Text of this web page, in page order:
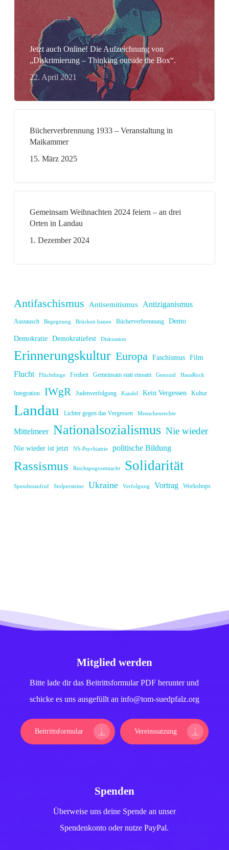
Jetzt auch Online! Die Aufzeichnung von
„Diskrimierung – Thinking outside the Box“.
22. April 2021
Bücherverbrennung 1933 – Veranstaltung in
Maikammer
15. März 2025
Gemeinsam Weihnachten 2024 feiern – an drei
Orten in Landau
1. Dezember 2024
Antifaschismus Antisemitismus Antiziganismus
Austausch Begegnung Brücken bauen Bücherverbrennung Demo
Demokratie Demokratiefest Diskussion
Erinnerungskultur Europa Faschismus Film
Flucht Flüchtlinge Freiheit Gemeinsam statt einsam Genozid HausRock
Integration IWgR Judenverfolgung Kandel Kein Vergessen Kultur
Landau Lichter gegen das Vergessen Menschenrechte
Mittelmeer Nationalsozialismus Nie wieder
Nie wieder ist jetzt NS-Psychiatrie politische Bildung
Rassismus Reichspogromnacht Solidarität
Spendenaufruf Stolpersteine Ukraine Verfolgung Vortrag Workshops
Mitglied werden
Bitte lade dir das Beitrittsformular PDF herunter und
schicke es uns ausgefüllt an info@tom-suedpfalz.org
Beitrittsformular Vereinssatzung
Spenden
Überweise uns deine Spende an unser
Spendenkonto oder nutze PayPal.